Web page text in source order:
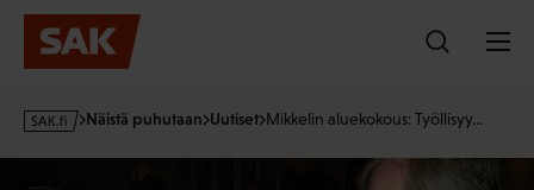
Hyppää
sisältöön
s
Näistä puhutaan Uutiset Mikkelin aluekokous: Työllisyy…